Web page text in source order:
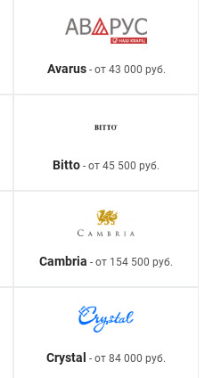
Avarus- от 43 000 руб.
Bitto - от 45 500 руб.
Cambria - от 154 500 руб.
Crystal - от 84 000 руб.